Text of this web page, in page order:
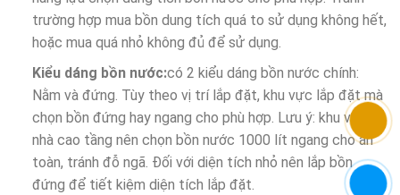
trường hợp mua bồn dung tích quá to sử dụng không hết,
hoặc mua quá nhỏ không đủ để sử dụng.
Kiểu dáng bồn nước:có 2 kiểu dáng bồn nước chính:
Nằm và đứng. Tùy theo vị trí lắp đặt, khu vực lắp đặt mà
chọn bồn đứng hay ngang cho phù hợp. Lưu ý: khu vực
nhà cao tầng nên chọn bồn nước 1000 lít ngang cho an
toàn, tránh đỗ ngã. Đối với diện tích nhỏ nên lắp bồn
đứng để tiết kiệm diện tích lắp đặt.